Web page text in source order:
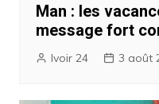
Man : les
message fort
Ivoir 24 3 août